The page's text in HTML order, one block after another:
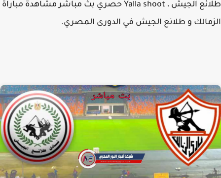
طلائع الجيش ، Yalla shoot حصري بث مباشر مشاهدة مباراة
و طلائع الجيش في الدورى المصري.